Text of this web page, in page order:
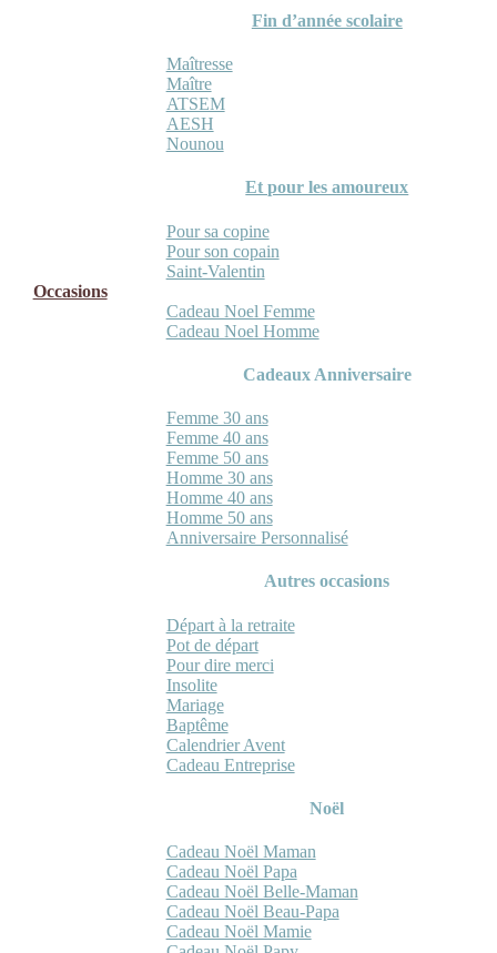
Fin d’année scolaire
Maîtresse
Maître
ATSEM
AESH
Nounou
Et pour les amoureux
Pour sa copine
Pour son copain
Saint-Valentin
Occasions
Cadeau Noel Femme
Cadeau Noel Homme
Cadeaux Anniversaire
Femme 30 ans
Femme 40 ans
Femme 50 ans
Homme 30 ans
Homme 40 ans
Homme 50 ans
Anniversaire Personnalisé
Autres occasions
Départ à la retraite
Pot de départ
Pour dire merci
Insolite
Mariage
Baptême
Calendrier Avent
Cadeau Entreprise
Noël
Cadeau Noël Maman
Cadeau Noël Papa
Cadeau Noël Belle-Maman
Cadeau Noël Beau-Papa
Cadeau Noël Mamie